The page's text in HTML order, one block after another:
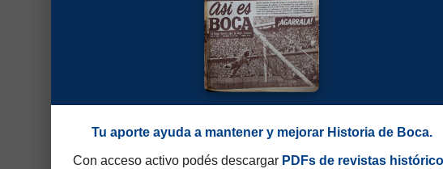
Tu aporte ayuda a mantener y mejorar Historia de Boca.
Con acceso activo podés descargar PDFs de revistas